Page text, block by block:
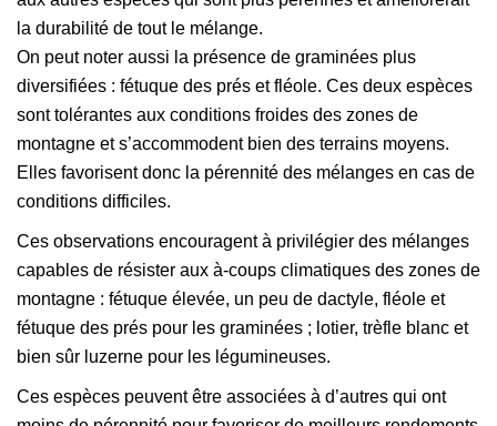
la durabilité de tout le mélange.
On peut noter aussi la présence de graminées plus
diversifiées : fétuque des prés et fléole. Ces deux espèces
sont tolérantes aux conditions froides des zones de
montagne et s’accommodent bien des terrains moyens.
Elles favorisent donc la pérennité des mélanges en cas de
conditions difficiles.
Ces observations encouragent à privilégier des mélanges
capables de résister aux à-coups climatiques des zones de
montagne : fétuque élevée, un peu de dactyle, fléole et
fétuque des prés pour les graminées ; lotier, trèfle blanc et
bien sûr luzerne pour les légumineuses.
Ces espèces peuvent être associées à d’autres qui ont